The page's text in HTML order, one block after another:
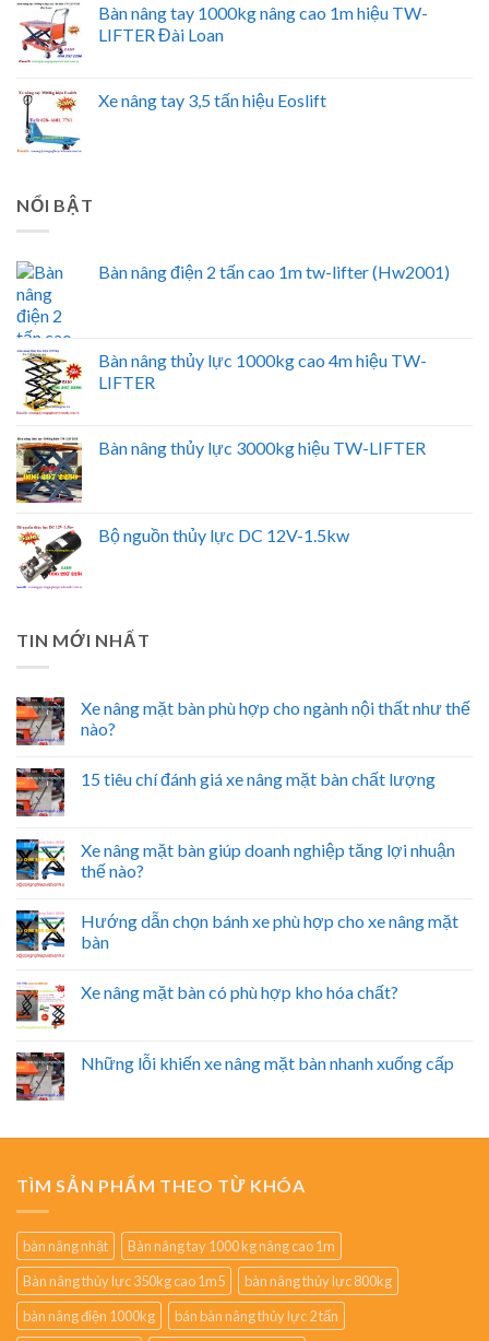
Bàn nâng tay 1000kg nâng cao 1m hiệu TW-
LIFTER Đài Loan
Xe nâng tay 3,5 tấn hiệu Eoslift
NỔI BẬT
Bàn nâng điện 2 tấn cao 1m tw-lifter (Hw2001)
Bàn nâng thủy lực 1000kg cao 4m hiệu TW-
LIFTER
Bàn nâng thủy lực 3000kg hiệu TW-LIFTER
Bộ nguồn thủy lực DC 12V-1.5kw
TIN MỚI NHẤT
Xe nâng mặt bàn phù hợp cho ngành nội thất như thế
nào?
15 tiêu chí đánh giá xe nâng mặt bàn chất lượng
Xe nâng mặt bàn giúp doanh nghiệp tăng lợi nhuận
thế nào?
Hướng dẫn chọn bánh xe phù hợp cho xe nâng mặt
bàn
Xe nâng mặt bàn có phù hợp kho hóa chất?
Những lỗi khiến xe nâng mặt bàn nhanh xuống cấp
TÌM SẢN PHẨM THEO TỪ KHÓA
bàn nâng nhật
Bàn nâng tay 1000 kg nâng cao 1m
Bàn nâng thủy lực 350kg cao 1m5
bàn nâng thủy lực 800kg
bàn nâng điện 1000kg
bán bàn nâng thủy lực 2 tấn